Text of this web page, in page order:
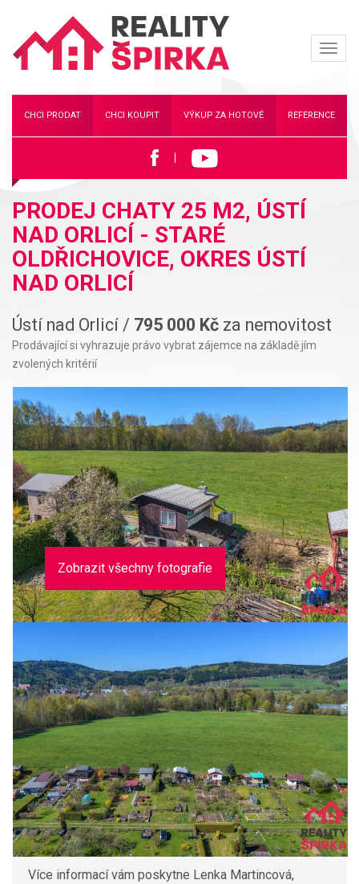
ŠIPKA
CHCI PRODAT CHCI KOUPIT VÝKUP ZA HOTOVÉ REFERENCE
PRODEJ CHATY 25 M2, ÚSTÍ
NAD ORLICÍ - STARÉ
OLDŘICHOVICE, OKRES ÚSTÍ
NAD ORLICÍ
Ústí nad Orlicí / 795 000 Kč za nemovitost
Prodávající si vyhrazuje právo vybrat zájemce na základě jím
zvolených kritérií
Zobrazit všechny fotografie
Více informací vám poskytne Lenka Martincová,